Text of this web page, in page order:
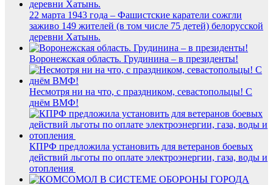
22 марта 1943 года – Фашистские каратели сожгли
заживо 149 жителей (в том числе 75 детей) белорусской
деревни Хатынь.
Воронежская область. Грудинина – в президенты!
Несмотря ни на что, с праздником, севастопольцы! С
днём ВМФ!
КПРФ предложила установить для ветеранов боевых
действий льготы по оплате электроэнергии, газа, воды и
отопления